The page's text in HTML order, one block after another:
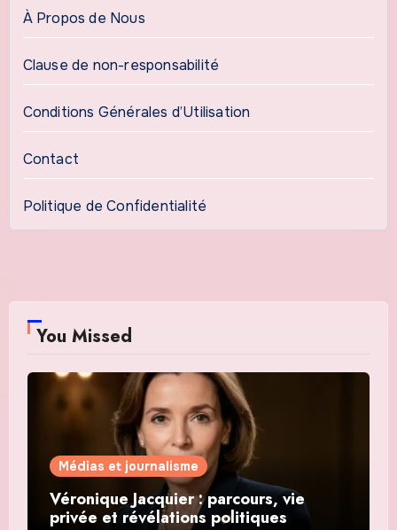
À Propos de Nous
Clause de non-responsabilité
Conditions Générales d’Utilisation
Contact
Politique de Confidentialité
You Missed
Médias et journalisme
Véronique Jacquier : parcours, vie
privée et révélations politiques